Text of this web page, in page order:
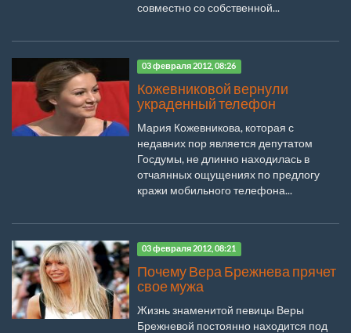
совместно со собственной...
03 февраля 2012, 08:26
Кожевниковой вернули
украденный телефон
Мария Кожевникова, которая с
недавних пор является депутатом
Госдумы, не длинно находилась в
отчаянных ощущениях по предлогу
кражи мобильного телефона...
03 февраля 2012, 08:21
Почему Вера Брежнева прячет
свое мужа
Жизнь знаменитой певицы Веры
Брежневой постоянно находится под